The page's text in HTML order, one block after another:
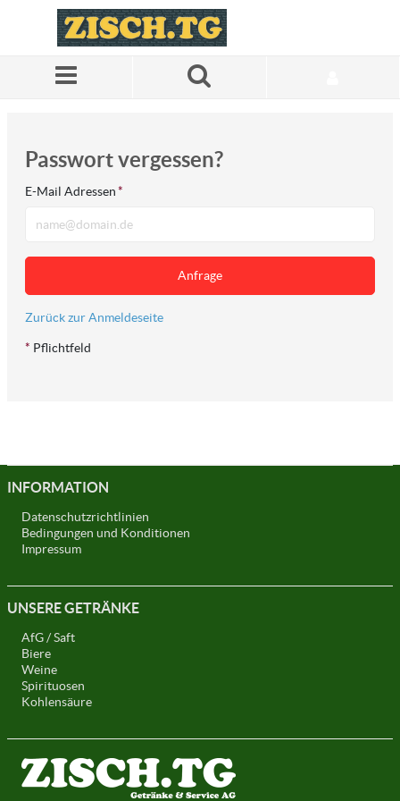
Zum Hauptinhalt springen
Passwort vergessen?
E-Mail Adressen*
Anfrage
Zurück zur Anmeldeseite
* Pflichtfeld
INFORMATION
Datenschutzrichtlinien
Bedingungen und Konditionen
Impressum
UNSERE GETRÄNKE
AfG / Saft
Biere
Weine
Spirituosen
Kohlensäure